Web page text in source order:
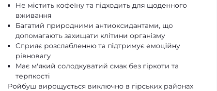
Не містить кофеїну та підходить для щоденного
вживання
Багатий природними антиоксидантами, що
допомагають захищати клітини організму
Сприяє розслабленню та підтримує емоційну
рівновагу
Має м'який солодкуватий смак без гіркоти та
терпкості
Ройбуш вирощується виключно в гірських районах